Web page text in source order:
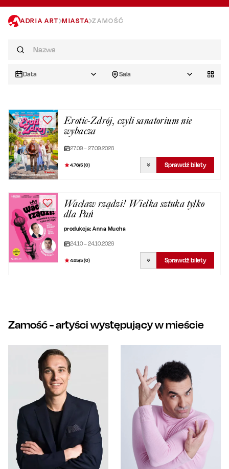
ADRIA ART MIASTA ZAMOŚĆ
Data Sala
Erotic-Zdrój, czyli sanatorium nie
wybacza
27.09 – 27.09.2026
4.76/5 (0) Sprawdź bilety
Wacław rządzi! Wielka sztuka tylko
dla Pań
produkcja: Anna Mucha
24.10 – 24.10.2026
4.65/5 (0) Sprawdź bilety
Zamość- artyści występujący w mieście